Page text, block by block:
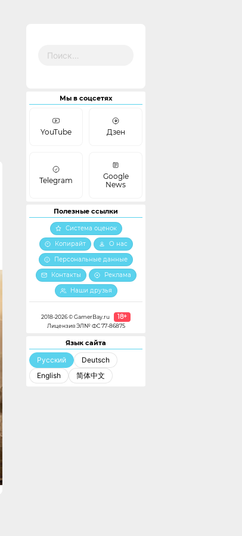
Мы в соцсетях
YouTube Дзен
Telegram
Google
News
Полезные ссылки
Система оценок
Копирайт
О нас
Персональные данные
Контакты
Реклама
Наши друзья
2018-2026 © GamerBay.ru 18+
Лицензия ЭЛ№ ФС 77-86875
Язык сайта
Русский
Deutsch
English
简体中文